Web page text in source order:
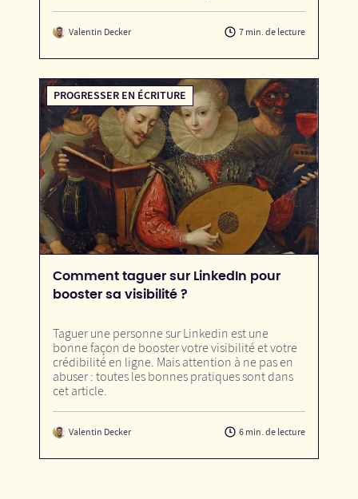
Valentin Decker 7 min. de lecture
PROGRESSER EN ÉCRITURE
Comment taguer sur LinkedIn pour
booster sa visibilité ?
Taguer une personne sur Linkedin est une
bonne façon de booster votre visibilité et votre
crédibilité en ligne. Mais attention à ne pas en
abuser : toutes les bonnes pratiques sont dans
cet article.
Valentin Decker 6 min. de lecture